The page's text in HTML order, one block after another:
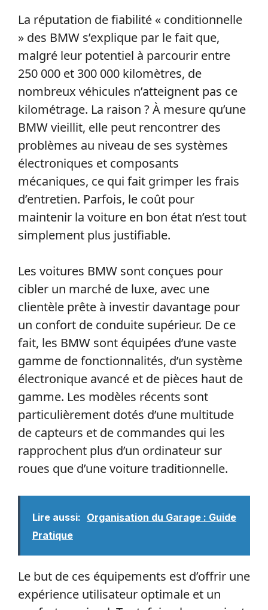
La réputation de fiabilité « conditionnelle
» des BMW s’explique par le fait que,
malgré leur potentiel à parcourir entre
250 000 et 300 000 kilomètres, de
nombreux véhicules n’atteignent pas ce
kilométrage. La raison ? À mesure qu’une
BMW vieillit, elle peut rencontrer des
problèmes au niveau de ses systèmes
électroniques et composants
mécaniques, ce qui fait grimper les frais
d’entretien. Parfois, le coût pour
maintenir la voiture en bon état n’est tout
simplement plus justifiable.
Les voitures BMW sont conçues pour
cibler un marché de luxe, avec une
clientèle prête à investir davantage pour
un confort de conduite supérieur. De ce
fait, les BMW sont équipées d’une vaste
gamme de fonctionnalités, d’un système
électronique avancé et de pièces haut de
gamme. Les modèles récents sont
particulièrement dotés d’une multitude
de capteurs et de commandes qui les
rapprochent plus d’un ordinateur sur
roues que d’une voiture traditionnelle.
Lire aussi: Organisation du Garage : Guide
Pratique
Le but de ces équipements est d’offrir une
expérience utilisateur optimale et un